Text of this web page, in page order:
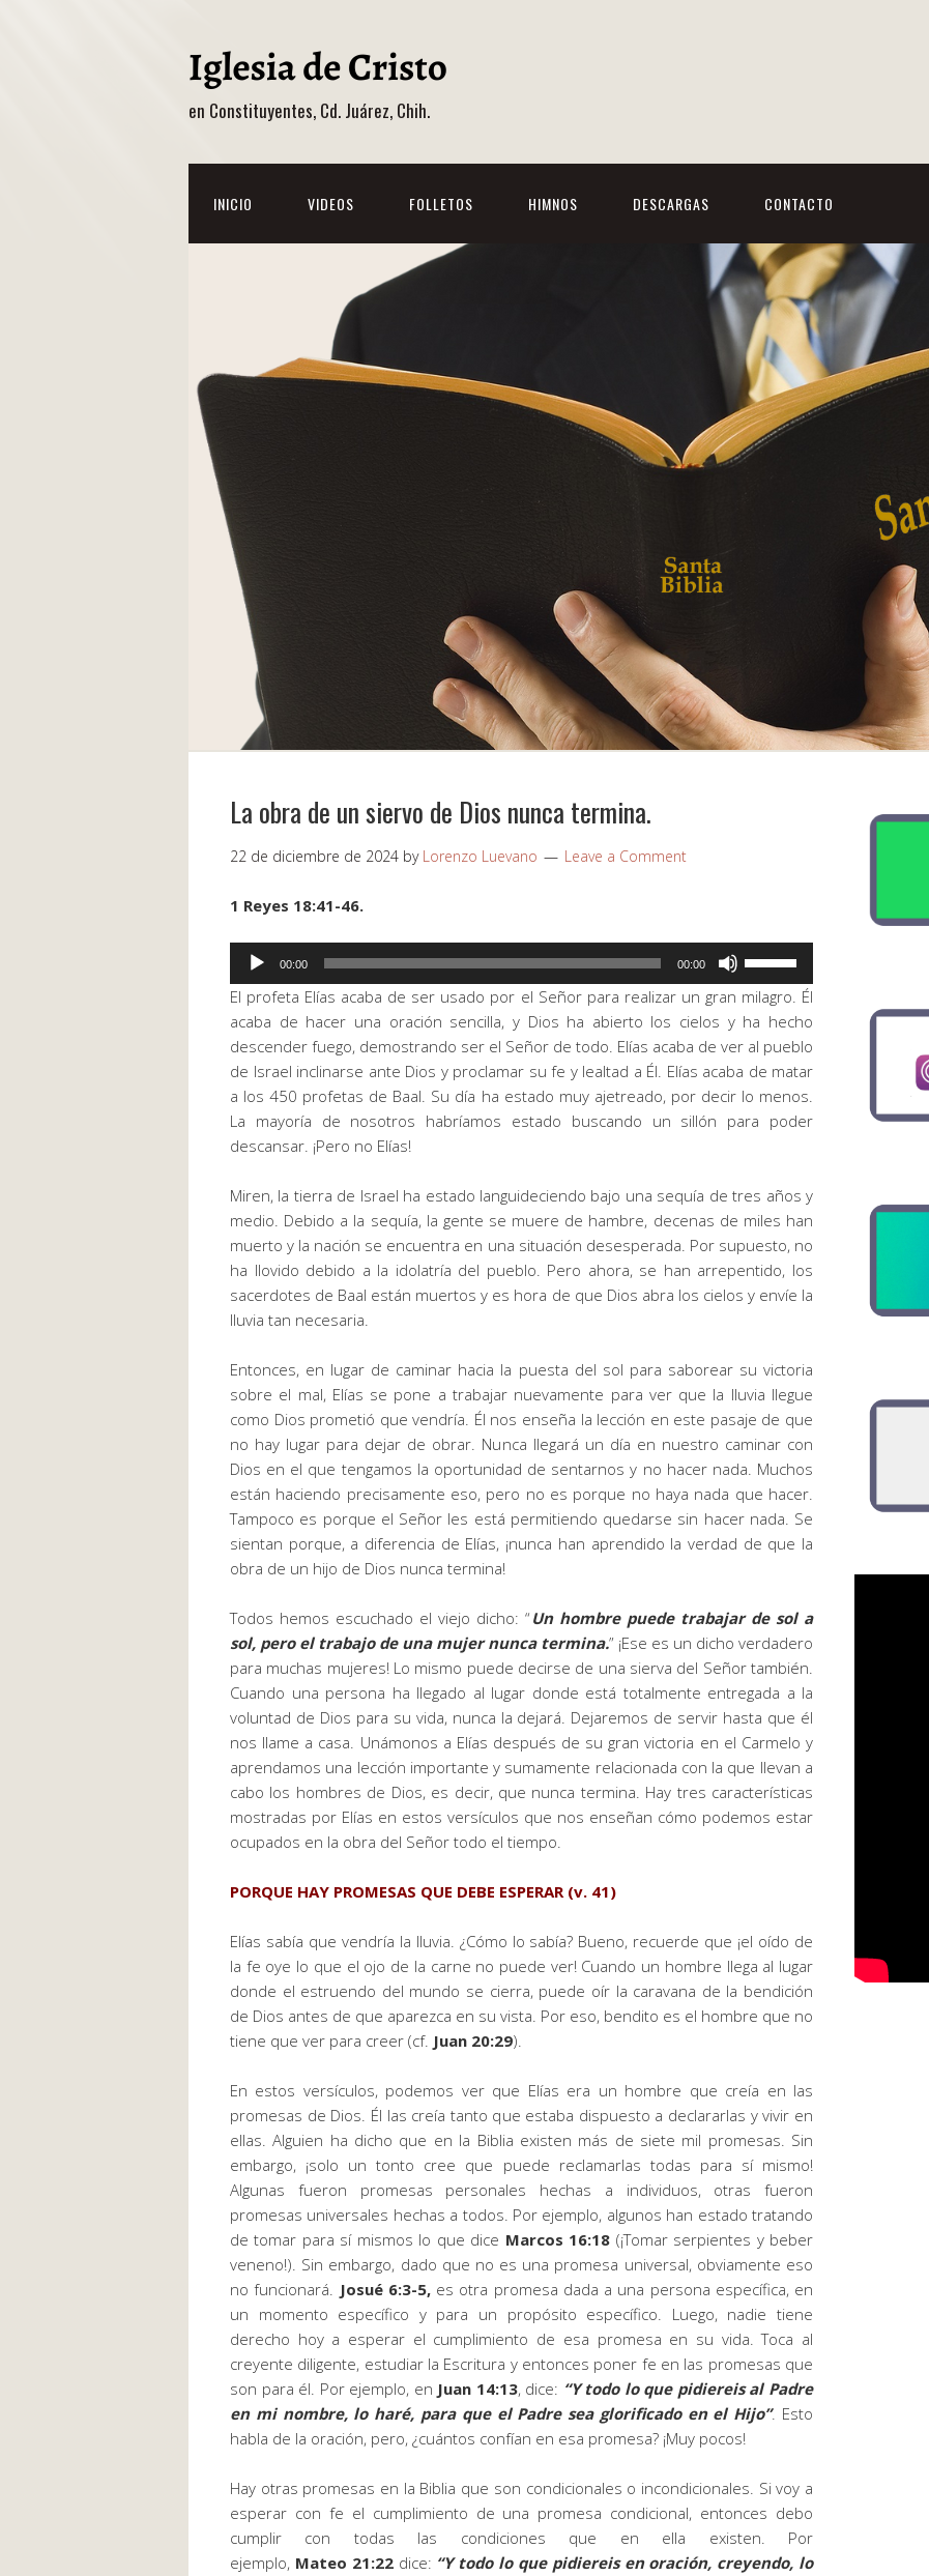
en Constituyentes, Cd. Juárez, Chih.
INICIO VIDEOS FOLLETOS HIMNOS DESCARGAS CONTACTO
La obra de un siervo de Dios nunca termina.
22 de diciembre de 2024 by Lorenzo Luevano Leave a Comment
1 Reyes 18:41-46.
Reproductor
de
audio
00:00 00:00
teclas
de
flecha
arriba/abajo
para
aumentar
el
volumen.
El profeta Elías acaba de ser usado por el Señor para realizar un gran milagro. Él
acaba de hacer una oración sencilla, y Dios ha abierto los cielos y ha hecho
descender fuego, demostrando ser el Señor de todo. Elías acaba de ver al pueblo
de Israel inclinarse ante Dios y proclamar su fe y lealtad a Él. Elías acaba de matar
a los 450 profetas de Baal. Su día ha estado muy ajetreado, por decir lo menos.
La mayoría de nosotros habríamos estado buscando un sillón para poder
descansar. ¡Pero no Elías!
Miren, la tierra de Israel ha estado languideciendo bajo una sequía de tres años y
medio. Debido a la sequía, la gente se muere de hambre, decenas de miles han
muerto y la nación se encuentra en una situación desesperada. Por supuesto, no
ha llovido debido a la idolatría del pueblo. Pero ahora, se han arrepentido, los
sacerdotes de Baal están muertos y es hora de que Dios abra los cielos y envíe la
lluvia tan necesaria.
Entonces, en lugar de caminar hacia la puesta del sol para saborear su victoria
sobre el mal, Elías se pone a trabajar nuevamente para ver que la lluvia llegue
como Dios prometió que vendría. Él nos enseña la lección en este pasaje de que
no hay lugar para dejar de obrar. Nunca llegará un día en nuestro caminar con
Dios en el que tengamos la oportunidad de sentarnos y no hacer nada. Muchos
están haciendo precisamente eso, pero no es porque no haya nada que hacer.
Tampoco es porque el Señor les está permitiendo quedarse sin hacer nada. Se
sientan porque, a diferencia de Elías, ¡nunca han aprendido la verdad de que la
obra de un hijo de Dios nunca termina!
Todos hemos escuchado el viejo dicho: “Un hombre puede trabajar de sol a
sol, pero el trabajo de una mujer nunca termina.” ¡Ese es un dicho verdadero
para muchas mujeres! Lo mismo puede decirse de una sierva del Señor también.
Cuando una persona ha llegado al lugar donde está totalmente entregada a la
voluntad de Dios para su vida, nunca la dejará. Dejaremos de servir hasta que él
nos llame a casa. Unámonos a Elías después de su gran victoria en el Carmelo y
aprendamos una lección importante y sumamente relacionada con la que llevan a
cabo los hombres de Dios, es decir, que nunca termina. Hay tres características
mostradas por Elías en estos versículos que nos enseñan cómo podemos estar
ocupados en la obra del Señor todo el tiempo.
PORQUE HAY PROMESAS QUE DEBE ESPERAR (v. 41)
Elías sabía que vendría la lluvia. ¿Cómo lo sabía? Bueno, recuerde que ¡el oído de
la fe oye lo que el ojo de la carne no puede ver! Cuando un hombre llega al lugar
donde el estruendo del mundo se cierra, puede oír la caravana de la bendición
de Dios antes de que aparezca en su vista. Por eso, bendito es el hombre que no
tiene que ver para creer (cf. Juan 20:29).
En estos versículos, podemos ver que Elías era un hombre que creía en las
promesas de Dios. Él las creía tanto que estaba dispuesto a declararlas y vivir en
ellas. Alguien ha dicho que en la Biblia existen más de siete mil promesas. Sin
embargo, ¡solo un tonto cree que puede reclamarlas todas para sí mismo!
Algunas fueron promesas personales hechas a individuos, otras fueron
promesas universales hechas a todos. Por ejemplo, algunos han estado tratando
de tomar para sí mismos lo que dice Marcos 16:18 (¡Tomar serpientes y beber
veneno!). Sin embargo, dado que no es una promesa universal, obviamente eso
no funcionará. Josué 6:3-5,es otra promesa dada a una persona específica, en
un momento específico y para un propósito específico. Luego, nadie tiene
derecho hoy a esperar el cumplimiento de esa promesa en su vida. Toca al
creyente diligente, estudiar la Escritura y entonces poner fe en las promesas que
son para él. Por ejemplo, en Juan 14:13, dice: “Y todo lo que pidiereis al Padre
en mi nombre, lo haré, para que el Padre sea glorificado en el Hijo”. Esto
habla de la oración, pero, ¿cuántos confían en esa promesa? ¡Muy pocos!
Hay otras promesas en la Biblia que son condicionales o incondicionales. Si voy a
esperar con fe el cumplimiento de una promesa condicional, entonces debo
cumplir con todas las condiciones que en ella existen. Por
ejemplo, Mateo 21:22dice: “Y todo lo que pidiereis en oración, creyendo, lo